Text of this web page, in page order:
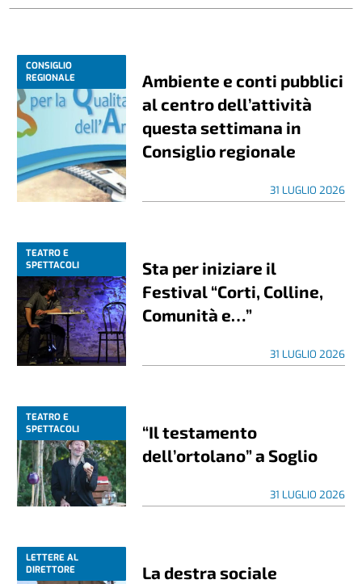
CONSIGLIO
REGIONALE
Ambiente e conti pubblici
al centro dell’attività
questa settimana in
Consiglio regionale
31 LUGLIO 2026
TEATRO E
SPETTACOLI
Sta per iniziare il
Festival “Corti, Colline,
Comunità e…”
31 LUGLIO 2026
TEATRO E
SPETTACOLI
“Il testamento
dell’ortolano” a Soglio
31 LUGLIO 2026
LETTERE AL
DIRETTORE
La destra sociale